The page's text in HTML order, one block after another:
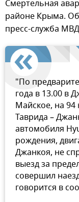
Смертельная
районе Крыма. Об
пресс-служба
"По
года в 13.00 в
Майское, на
Таврида –
автомобиля
рождения,
Джанкоя, не
выезд за
совершил
говорится в